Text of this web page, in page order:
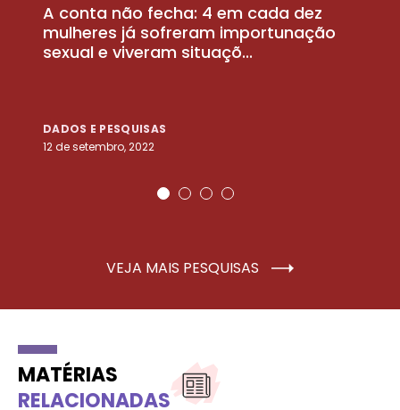
A conta não fecha: 4 em cada dez
mulheres já sofreram importunação
sexual e viveram situaçõ...
DADOS E PESQUISAS
12 de setembro, 2022
VEJA MAIS PESQUISAS
MATÉRIAS
RELACIONADAS